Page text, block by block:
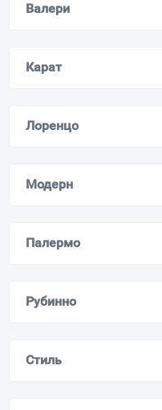
Валери
Карат
Лоренцо
Модерн
Палермо
Рубинно
Стиль